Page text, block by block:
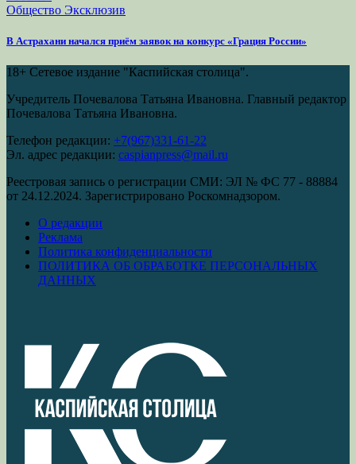
Общество Эксклюзив
В Астрахани начался приём заявок на конкурс «Грация России»
18+ Сетевое издание "Каспийская столица".
Учредитель Почевалова Татьяна Ивановна. Главный редактор
Почевалова Татьяна Ивановна.
Телефон редакции: +7(967)331-61-22
Эл. адрес редакции: caspianpress@mail.ru
Реестровая запись о регистрации СМИ: ЭЛ № ФС 77 - 88884
от 24.12.2024. Зарегистрировано Роскомнадзором.
О редакции
Реклама
Политика конфиденциальности
ПОЛИТИКА ОБ ОБРАБОТКЕ ПЕРСОНАЛЬНЫХ
ДАННЫХ